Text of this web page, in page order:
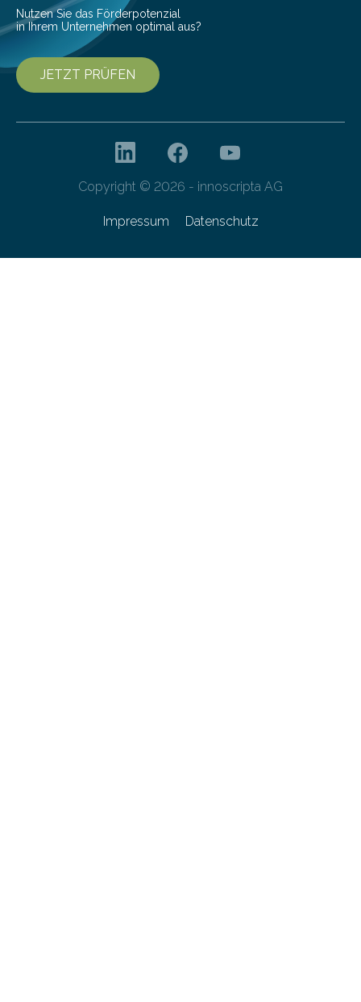
Nutzen Sie das Förderpotenzial
in Ihrem Unternehmen optimal aus?
JETZT PRÜFEN
Copyright © 2026 - innoscripta AG
Impressum Datenschutz